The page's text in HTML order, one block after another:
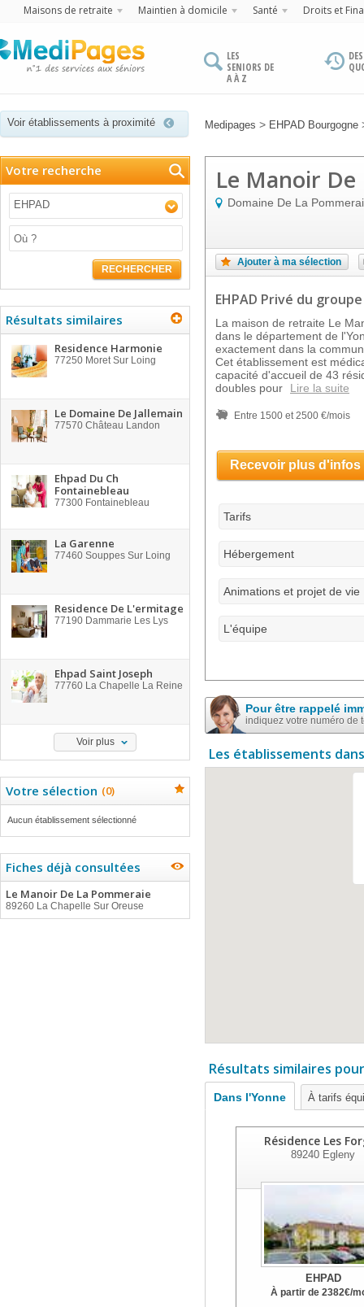
Maisons de retraite Maintien à domicile Santé Droits et
LES
SENIORS DE
A À Z
Voir établissements à proximité Medipages > EHPAD Bourgogne
Votre recherche
EHPAD
RECHERCHER
Résultats similaires
Residence Harmonie
77250 Moret Sur Loing
Le Domaine De Jallemain
77570 Château Landon
Ehpad Du Ch
Fontainebleau
77300 Fontainebleau
La Garenne
77460 Souppes Sur Loing
Residence De L'ermitage
77190 Dammarie Les Lys
Ehpad Saint Joseph
77760 La Chapelle La Reine
Voir plus
Votre sélection (0)
Aucun établissement sélectionné
Fiches déjà consultées
Le Manoir De La Pommeraie
89260 La Chapelle Sur Oreuse
Le Manoir
Domaine De La
Ajouter à ma sélection
EHPAD Privé du groupe
La maison de retraite Le
dans le département de
exactement dans la
Cet établissement est
capacité d'accueil de 43
doubles pour
Lire la suite
Entre 1500 et 2500 €/mois
Recevoir plus d'infos
Tarifs
Hébergement
Animations et projet de vie
L'équipe
Pour être rappelé
indiquez votre numéro de
Les établissements
Résultats similaires
Dans l'Yonne À tarifs
Résidence Les
89240 Egleny
EHPAD
À partir de 2382€/